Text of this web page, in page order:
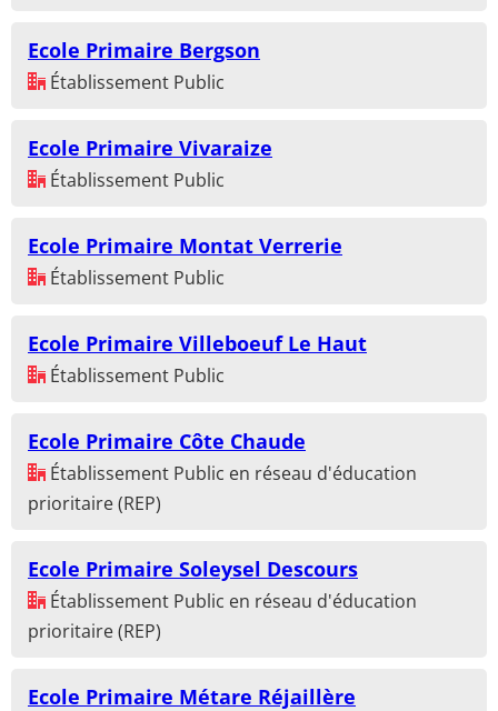
Ecole Primaire Bergson
Établissement Public
Ecole Primaire Vivaraize
Établissement Public
Ecole Primaire Montat Verrerie
Établissement Public
Ecole Primaire Villeboeuf Le Haut
Établissement Public
Ecole Primaire Côte Chaude
Établissement Public en réseau d'éducation
prioritaire (REP)
Ecole Primaire Soleysel Descours
Établissement Public en réseau d'éducation
prioritaire (REP)
Ecole Primaire Métare Réjaillère